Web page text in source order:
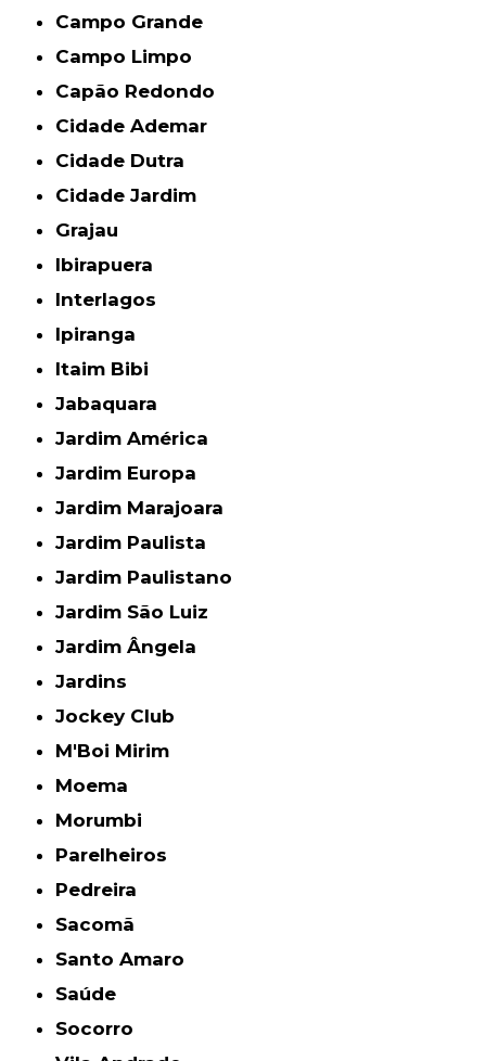
Campo Grande
Campo Limpo
Capão Redondo
Cidade Ademar
Cidade Dutra
Cidade Jardim
Grajau
Ibirapuera
Interlagos
Ipiranga
Itaim Bibi
Jabaquara
Jardim América
Jardim Europa
Jardim Marajoara
Jardim Paulista
Jardim Paulistano
Jardim São Luiz
Jardim Ângela
Jardins
Jockey Club
M'Boi Mirim
Moema
Morumbi
Parelheiros
Pedreira
Sacomã
Santo Amaro
Saúde
Socorro